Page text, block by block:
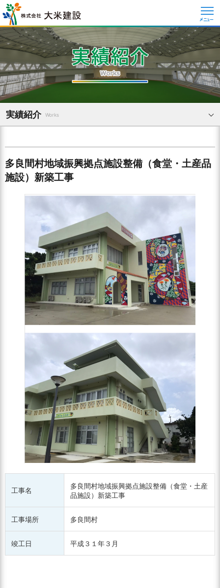
メニュー
実績紹介 Works
多良間村地域振興拠点施設整備（食堂・土産品
施設）新築工事
工事名
多良間村地域振興拠点施設整備（食堂・土産
品施設）新築工事
工事場所 多良間村
竣工日 平成３１年３月